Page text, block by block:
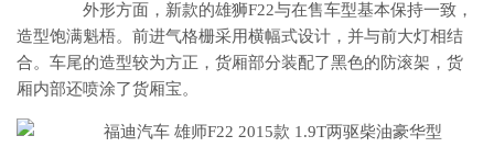
外形方面，新款的雄狮F22与在售车型基本保持一致，
造型饱满魁梧。前进气格栅采用横幅式设计，并与前大灯相结
合。车尾的造型较为方正，货厢部分装配了黑色的防滚架，货
厢内部还喷涂了货厢宝。